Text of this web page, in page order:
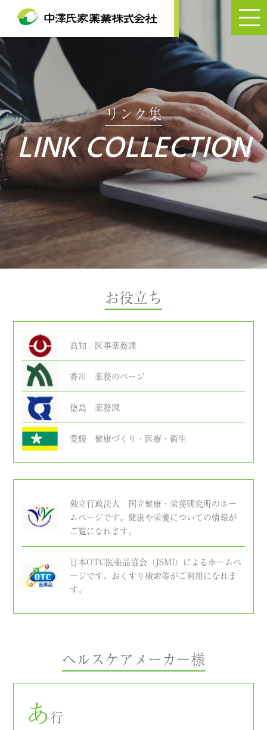
リンク集
LINK COLLECTION
お役立ち
高知 医事薬務課
香川 薬務のページ
徳島 薬務課
愛媛 健康づくり・医療・衛生
独立行政法人 国立健康・栄養研究所のホー
ムページです。健康や栄養についての情報が
ご覧になれます。
日本OTC医薬品協会（JSMI）によるホームペ
ージです。おくすり検索等がご利用になれま
す。
ヘルスケアメーカー様
あ行